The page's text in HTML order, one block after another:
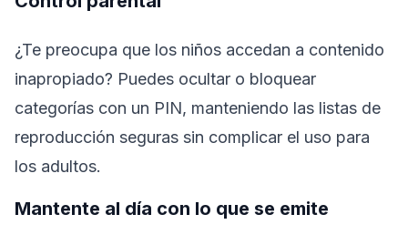
¿Te preocupa que los niños accedan a contenido
inapropiado? Puedes ocultar o bloquear
categorías con un PIN, manteniendo las listas de
reproducción seguras sin complicar el uso para
los adultos.
Mantente al día con lo que se emite